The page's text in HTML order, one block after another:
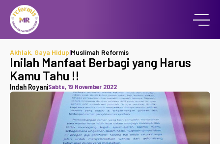
Akhlak, Gaya Hidup|Muslimah Reformis
Inilah Manfaat Berbagi yang Harus
Kamu Tahu !!
Indah RoyaniSabtu, 19 November 2022